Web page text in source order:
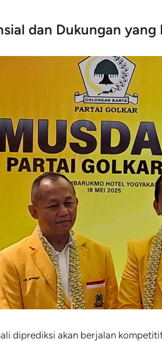
dan Dukungan yang
diprediksi akan berjalan